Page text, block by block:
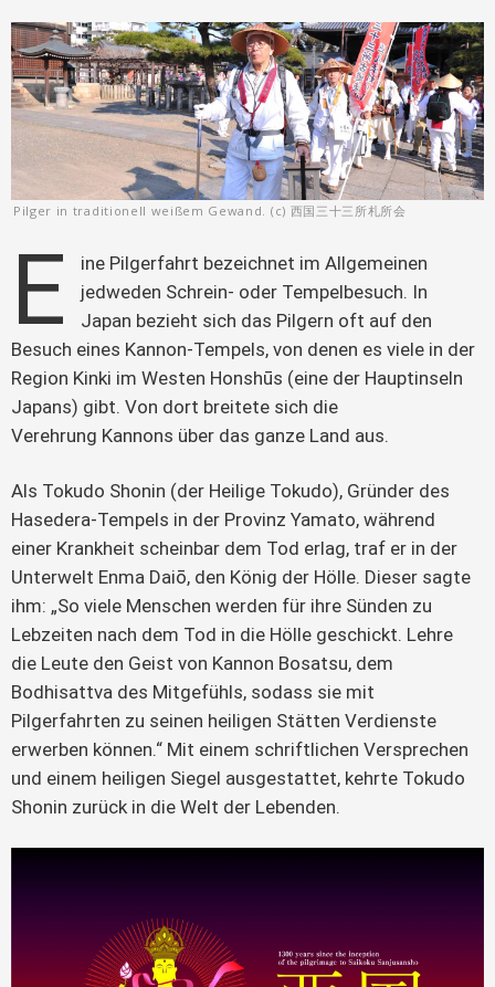
Pilger in traditionell weißem Gewand. (c) 西国三十三所札所会
E
ine Pilgerfahrt bezeichnet im Allgemeinen
jedweden Schrein- oder Tempelbesuch. In
Japan bezieht sich das Pilgern oft auf den
Besuch eines Kannon-Tempels, von denen es viele in der
Region Kinki im Westen Honshūs (eine der Hauptinseln
Japans) gibt. Von dort breitete sich die
Verehrung Kannons über das ganze Land aus.
Als Tokudo Shonin (der Heilige Tokudo), Gründer des
Hasedera-Tempels in der Provinz Yamato, während
einer Krankheit scheinbar dem Tod erlag, traf er in der
Unterwelt Enma Daiō, den König der Hölle. Dieser sagte
ihm: „So viele Menschen werden für ihre Sünden zu
Lebzeiten nach dem Tod in die Hölle geschickt. Lehre
die Leute den Geist von Kannon Bosatsu, dem
Bodhisattva des Mitgefühls, sodass sie mit
Pilgerfahrten zu seinen heiligen Stätten Verdienste
erwerben können.“ Mit einem schriftlichen Versprechen
und einem heiligen Siegel ausgestattet, kehrte Tokudo
Shonin zurück in die Welt der Lebenden.